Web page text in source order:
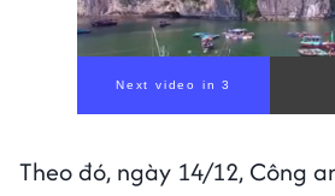
Next video in 1
Theo đó, ngày 14/12, Công